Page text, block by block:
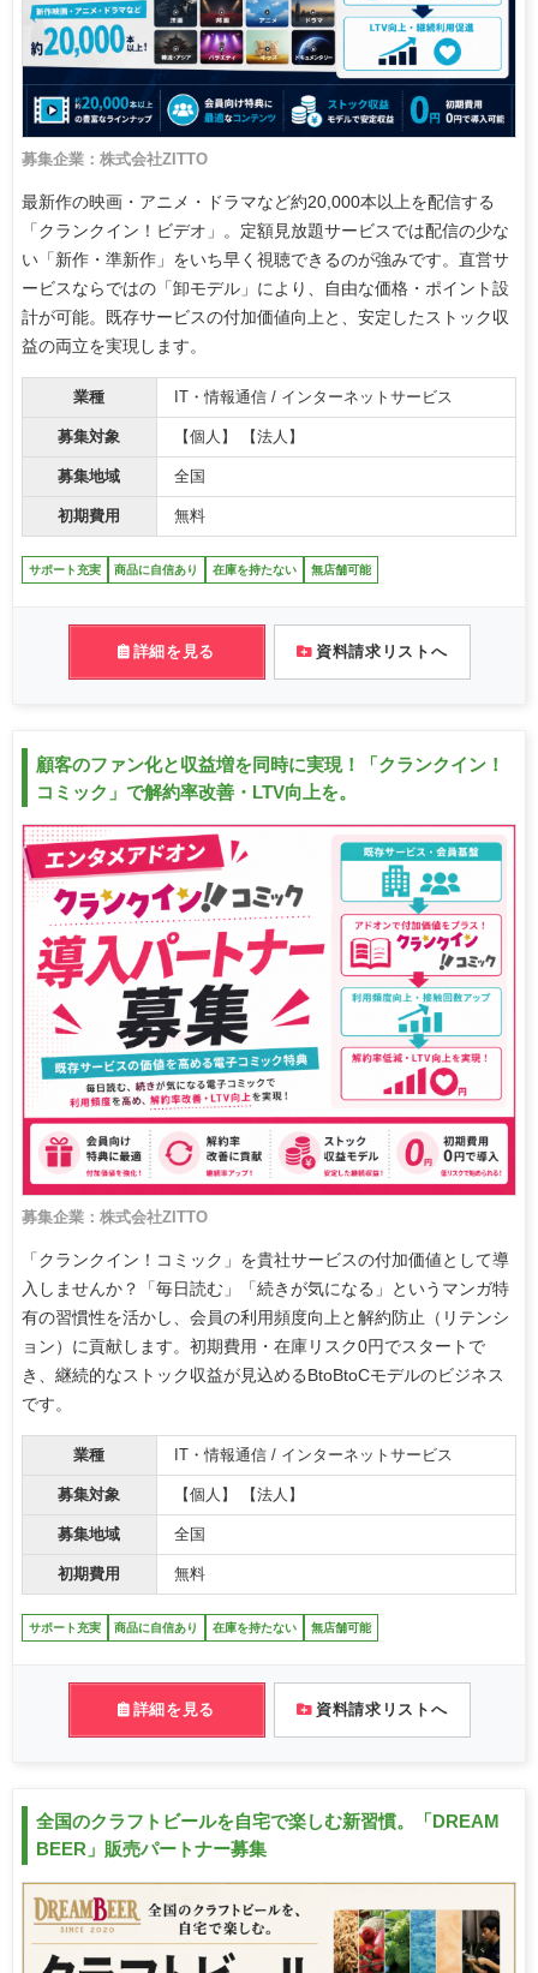
募集企業：株式会社ZITTO
最新作の映画・アニメ・ドラマなど約20,000本以上を配信する
「クランクイン！ビデオ」。定額見放題サービスでは配信の少な
い「新作・準新作」をいち早く視聴できるのが強みです。直営サ
ービスならではの「卸モデル」により、自由な価格・ポイント設
計が可能。既存サービスの付加価値向上と、安定したストック収
益の両立を実現します。
業種 IT・情報通信 / インターネットサービス
募集対象 【個人】 【法人】
募集地域 全国
初期費用 無料
サポート充実 商品に自信あり 在庫を持たない 無店舗可能
詳細を見る 資料請求リストへ
顧客のファン化と収益増を同時に実現！「クランクイン！
コミック」で解約率改善・LTV向上を。
募集企業：株式会社ZITTO
「クランクイン！コミック」を貴社サービスの付加価値として導
入しませんか？「毎日読む」「続きが気になる」というマンガ特
有の習慣性を活かし、会員の利用頻度向上と解約防止（リテンシ
ョン）に貢献します。初期費用・在庫リスク0円でスタートで
き、継続的なストック収益が見込めるBtoBtoCモデルのビジネス
です。
業種 IT・情報通信 / インターネットサービス
募集対象 【個人】 【法人】
募集地域 全国
初期費用 無料
サポート充実 商品に自信あり 在庫を持たない 無店舗可能
詳細を見る 資料請求リストへ
全国のクラフトビールを自宅で楽しむ新習慣。「DREAM
BEER」販売パートナー募集